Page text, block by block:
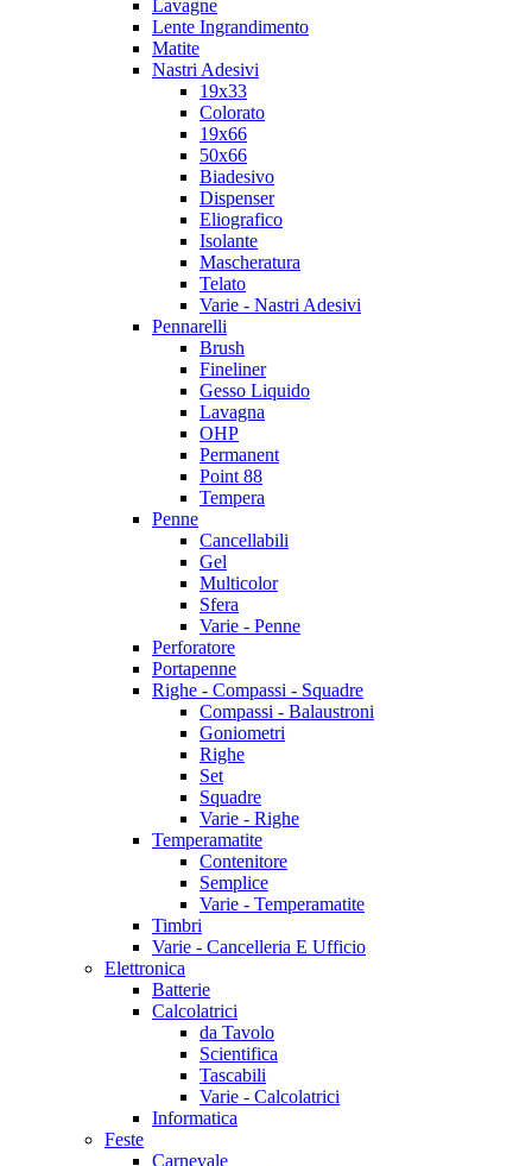
Lavagne
Lente Ingrandimento
Matite
Nastri Adesivi
19x33
Colorato
19x66
50x66
Biadesivo
Dispenser
Eliografico
Isolante
Mascheratura
Telato
Varie - Nastri Adesivi
Pennarelli
Brush
Fineliner
Gesso Liquido
Lavagna
OHP
Permanent
Point 88
Tempera
Penne
Cancellabili
Gel
Multicolor
Sfera
Varie - Penne
Perforatore
Portapenne
Righe - Compassi - Squadre
Compassi - Balaustroni
Goniometri
Righe
Set
Squadre
Varie - Righe
Temperamatite
Contenitore
Semplice
Varie - Temperamatite
Timbri
Varie - Cancelleria E Ufficio
Elettronica
Batterie
Calcolatrici
da Tavolo
Scientifica
Tascabili
Varie - Calcolatrici
Informatica
Feste
Carnevale